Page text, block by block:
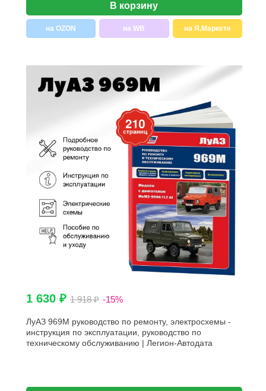
В корзину
на OZON на WB на Я.Маркете
1 630 ₽ 1 918 ₽ -15%
ЛуАЗ 969М руководство по ремонту, электросхемы -
инструкция по эксплуатации, руководство по
техническому обслуживанию | Легион-Автодата